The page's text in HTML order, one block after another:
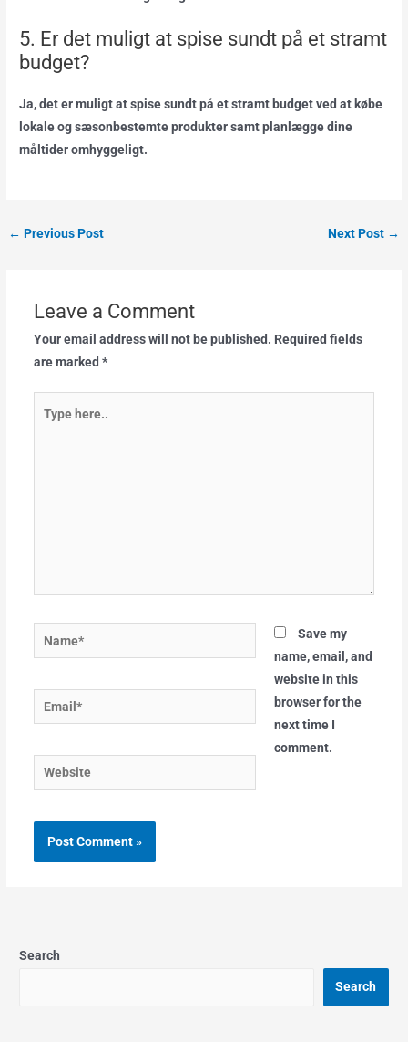
5. Er det muligt at spise sundt på et stramt
budget?
Ja, det er muligt at spise sundt på et stramt budget ved at købe
lokale og sæsonbestemte produkter samt planlægge dine
måltider omhyggeligt.
← Previous Post Next Post →
Leave a Comment
Your email address will not be published. Required fields
are marked *
here..
Name*
Email*
Website
Save my
name, email, and
website in this
browser for the
next time I
comment.
Search
Search